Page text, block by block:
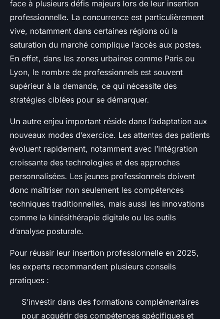
face à plusieurs défis majeurs lors de leur insertion
professionnelle. La concurrence est particulièrement
vive, notamment dans certaines régions où la
saturation du marché complique l’accès aux postes.
En effet, dans les zones urbaines comme Paris ou
Lyon, le nombre de professionnels est souvent
supérieur à la demande, ce qui nécessite des
stratégies ciblées pour se démarquer.
Un autre enjeu important réside dans l’adaptation aux
nouveaux modes d’exercice. Les attentes des patients
évoluent rapidement, notamment avec l’intégration
croissante des technologies et des approches
personnalisées. Les jeunes professionnels doivent
donc maîtriser non seulement les compétences
techniques traditionnelles, mais aussi les innovations
comme la kinésithérapie digitale ou les outils
d’analyse posturale.
Pour réussir leur insertion professionnelle en 2025,
les experts recommandent plusieurs conseils
pratiques :
S’investir dans des formations complémentaires
pour acquérir des compétences spécifiques et